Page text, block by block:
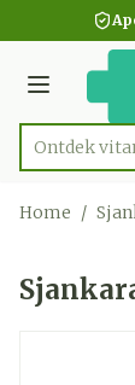
Ga naar de
Menu
Product,
Ontdek
Home /